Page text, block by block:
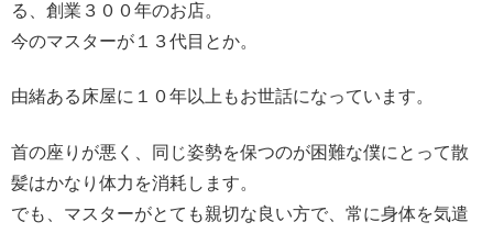
る、創業３００年のお店。
今のマスターが１３代目とか。
由緒ある床屋に１０年以上もお世話になっています。
首の座りが悪く、同じ姿勢を保つのが困難な僕にとって散
髪はかなり体力を消耗します。
でも、マスターがとても親切な良い方で、常に身体を気遣